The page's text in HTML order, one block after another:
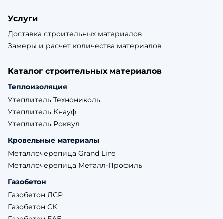
Услуги
Доставка строительных материалов
Замеры и расчет количества материалов
Каталог строительных материалов
Теплоизоляция
Утеплитель Технониколь
Утеплитель Кнауф
Утеплитель Роквул
Кровельные материалы
Металлочерепица Grand Line
Металлочерепица Металл-Профиль
Газобетон
Газобетон ЛСР
Газобетон СК